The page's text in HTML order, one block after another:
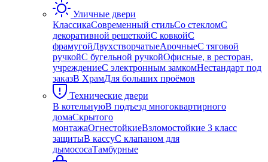
Уличные двери
КлассикаСовременный стильСо стекломС
декоративной решеткойС ковкойС
фрамугойДвухстворчатыеАрочныеС тяговой
ручкойС бугельной ручкойОфисные, в ресторан,
учреждениеС электронным замкомНестандарт под
заказВ ХрамДля больших проёмов
Технические двери
В котельнуюВ подъезд многоквартирного
домаСкрытого
монтажаОгнестойкиеВзломостойкие 3 класс
защитыВ кассуС клапаном для
дымососаТамбурные